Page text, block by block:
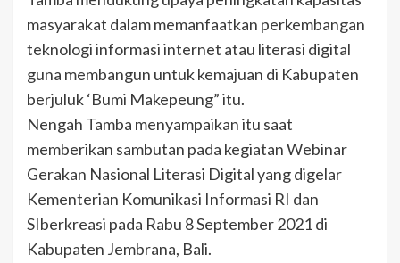
masyarakat dalam memanfaatkan perkembangan
teknologi informasi internet atau literasi digital
guna membangun untuk kemajuan di Kabupaten
berjuluk ‘Bumi Makepeung” itu.
Nengah Tamba menyampaikan itu saat
memberikan sambutan pada kegiatan Webinar
Gerakan Nasional Literasi Digital yang digelar
Kementerian Komunikasi Informasi RI dan
SIberkreasi pada Rabu 8 September 2021 di
Kabupaten Jembrana, Bali.